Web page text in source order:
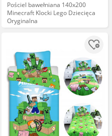
Pościel bawełniana 140x200
Minecraft Klocki Lego Dziecięca
Oryginalna